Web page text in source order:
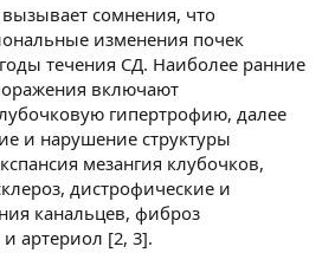
сомнения, что
изменения почек
течения СД. Наиболее ранние
включают
гипертрофию, далее
и нарушение структуры
мезангия клубочков,
дистрофические и
канальцев, фиброз
артериол [2, 3].